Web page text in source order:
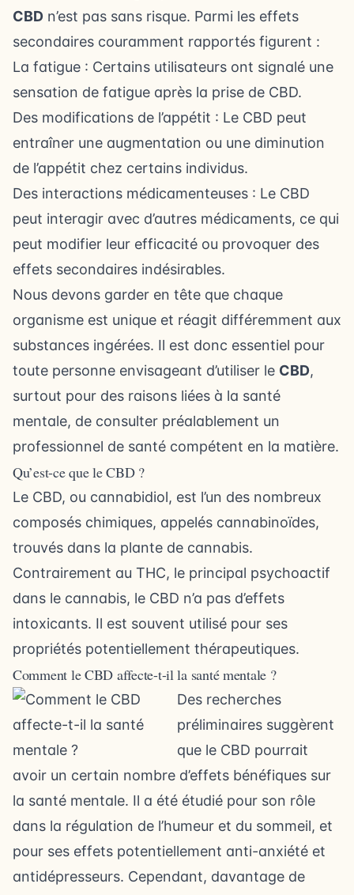
CBD n’est pas sans risque. Parmi les effets
secondaires couramment rapportés figurent :
La fatigue : Certains utilisateurs ont signalé une
sensation de fatigue après la prise de CBD.
Des modifications de l’appétit : Le CBD peut
entraîner une augmentation ou une diminution
de l’appétit chez certains individus.
Des interactions médicamenteuses : Le CBD
peut interagir avec d’autres médicaments, ce qui
peut modifier leur efficacité ou provoquer des
effets secondaires indésirables.
Nous devons garder en tête que chaque
organisme est unique et réagit différemment aux
substances ingérées. Il est donc essentiel pour
toute personne envisageant d’utiliser le CBD,
surtout pour des raisons liées à la santé
mentale, de consulter préalablement un
professionnel de santé compétent en la matière.
Qu’est-ce que le CBD ?
Le CBD, ou cannabidiol, est l’un des nombreux
composés chimiques, appelés cannabinoïdes,
trouvés dans la plante de cannabis.
Contrairement au THC, le principal psychoactif
dans le cannabis, le CBD n’a pas d’effets
intoxicants. Il est souvent utilisé pour ses
propriétés potentiellement thérapeutiques.
Comment le CBD affecte-t-il la santé mentale ?
Des recherches
préliminaires suggèrent
que le CBD pourrait
avoir un certain nombre d’effets bénéfiques sur
la santé mentale. Il a été étudié pour son rôle
dans la régulation de l’humeur et du sommeil, et
pour ses effets potentiellement anti-anxiété et
antidépresseurs. Cependant, davantage de